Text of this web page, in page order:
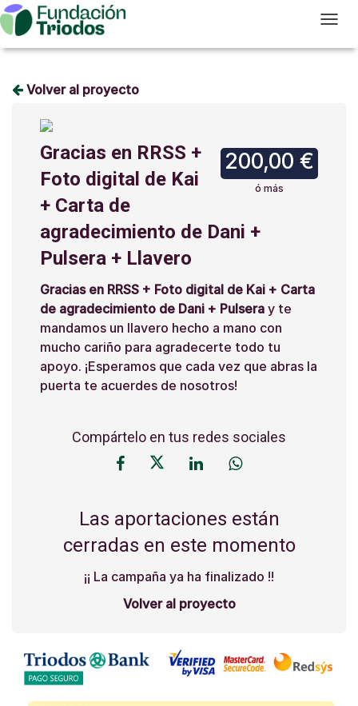
T
Volver al proyecto
200,00 €
ó más
Gracias en RRSS +
Foto digital de Kai
+ Carta de
agradecimiento de Dani +
Pulsera + Llavero
Gracias en RRSS + Foto digital de Kai + Carta
de agradecimiento de Dani + Pulsera y te
mandamos un llavero hecho a mano con
mucho cariño para agradecerte todo tu
apoyo. ¡Esperamos que cada vez que abras la
puerta te acuerdes de nosotros!
Compártelo en tus redes sociales
Las aportaciones están
cerradas en este momento
¡¡ La campaña ya ha finalizado !!
Volver al proyecto